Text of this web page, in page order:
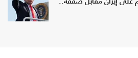
على إيران مقابل صفقة..